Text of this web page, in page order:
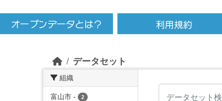
データセット
組織
富山市 - 2